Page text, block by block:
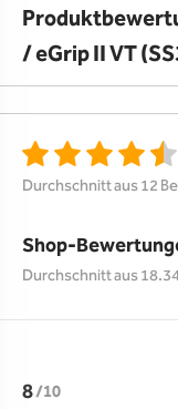
/ eGrip II VT
Durchschnitt aus 12
Shop-
Durchschnitt aus
8/10